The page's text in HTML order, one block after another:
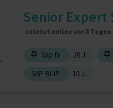
Senior Expert
zuletzt online vor 8 Tagen
Sap Bi 20 J.
SAP BI-IP
10 J.